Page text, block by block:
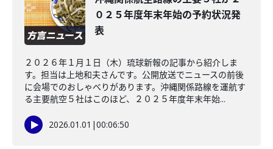
０２５年度年末年始の予約状況発
表
２０２６年１月１日（木）琉球新報の記事から紹介しま
す。担当は上地和夫さんです。公開放送でニュースの前後
に会場でのおしゃべりがあります。沖縄関係路線を運航す
る主要航空５社はこのほど、２０２５年度年末年始...
2026.01.01 |00:06:50